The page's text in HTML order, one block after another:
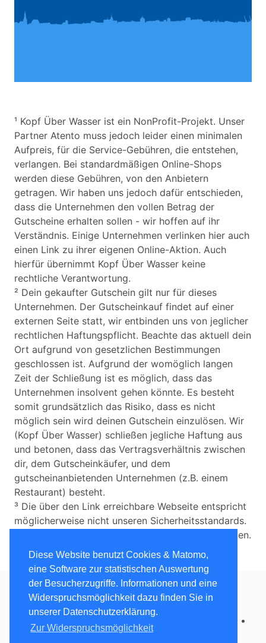
Diese Website benutzt Cookies & Matomo,
eine Software zur statistischen Auswertung
der Besucherzugriffe. Informationen und eine
Widerspruchsmöglichkeit dazu finden Sie in
unserer Datenschutzerklärung.
Zur Widerspruchsmöglichkeit
¹ Kopf Über Wasser ist ein NonProfit-Projekt. Unser
Partner Atento muss jedoch leider einen minimalen
Aufpreis, für die Service-Gebühren, die entstehen,
verlangen. Bei standardmäßigen Online-Shops
werden diese Gebühren, von den Anbietern
getragen. Wir haben uns jedoch dafür entschieden,
dass die Unternehmen den vollen Betrag der
Gutscheine erhalten sollen - wir hoffen auf ihr
Verständnis. Einige Unternehmen verlinken hier auch
einen Link zu ihrer eigenen Online-Aktion. Auch
hierfür übernimmt Kopf Über Wasser keine
rechtliche Verantwortung.
² Dein gekaufter Gutschein gilt nur für dieses
Unternehmen. Der Gutscheinkauf findet auf einer
externen Seite statt, wir entbinden uns von jeglicher
rechtlichen Haftungspflicht. Beachte das aktuell dein
Ort aufgrund von gesetzlichen Bestimmungen
geschlossen ist. Aufgrund der womöglich langen
Zeit der Schließung ist es möglich, dass das
Unternehmen insolvent gehen könnte. Es besteht
somit grundsätzlich das Risiko, dass es nicht
möglich sein wird deinen Gutschein einzulösen. Wir
(Kopf Über Wasser) schließen jegliche Haftung aus
und betonen, dass das Vertragsverhältnis zwischen
dir, dem Gutscheinkäufer, und dem
gutscheinanbietenden Unternehmen (z.B. einem
Restaurant) besteht.
³ Die über den Link erreichbare Webseite entspricht
möglicherweise nicht unseren Sicherheitsstandards.
Wir übernehmen keine Haftung für etwaige Schäden.
Kopf über Wasser
Impressum
•
Do-Not-Track